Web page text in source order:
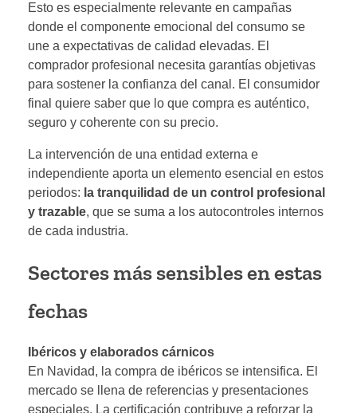
Esto es especialmente relevante en campañas
donde el componente emocional del consumo se
une a expectativas de calidad elevadas. El
comprador profesional necesita garantías objetivas
para sostener la confianza del canal. El consumidor
final quiere saber que lo que compra es auténtico,
seguro y coherente con su precio.
La intervención de una entidad externa e
independiente aporta un elemento esencial en estos
periodos: la tranquilidad de un control profesional
y trazable, que se suma a los autocontroles internos
de cada industria.
Sectores más sensibles en estas
fechas
Ibéricos y elaborados cárnicos
En Navidad, la compra de ibéricos se intensifica. El
mercado se llena de referencias y presentaciones
especiales. La certificación contribuye a reforzar la